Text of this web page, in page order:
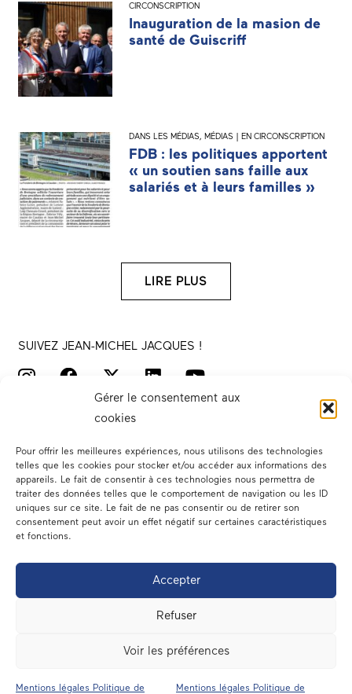
Gérer le consentement aux
cookies
Pour offrir les meilleures expériences, nous utilisons des technologies
telles que les cookies pour stocker et/ou accéder aux informations des
appareils. Le fait de consentir à ces technologies nous permettra de
traiter des données telles que le comportement de navigation ou les ID
uniques sur ce site. Le fait de ne pas consentir ou de retirer son
consentement peut avoir un effet négatif sur certaines caractéristiques
et fonctions.
Accepter
Refuser
Voir les préférences
Mentions légales Politique de Mentions légales Politique de
CIRCONSCRIPTION
Inauguration de la masion de
santé de Guiscriff
DANS LES MÉDIAS, MÉDIAS | EN CIRCONSCRIPTION
FDB : les politiques apportent
« un soutien sans faille aux
salariés et à leurs familles »
LIRE PLUS
SUIVEZ JEAN-MICHEL JACQUES !
Votre député
Dans les médias
En circonscription
A l’assemblée
Contact